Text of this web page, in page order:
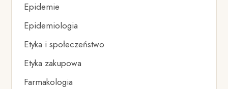
Epidemie
Epidemiologia
Etyka i społeczeństwo
Etyka zakupowa
Farmakologia